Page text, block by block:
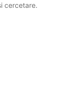
cercetare.